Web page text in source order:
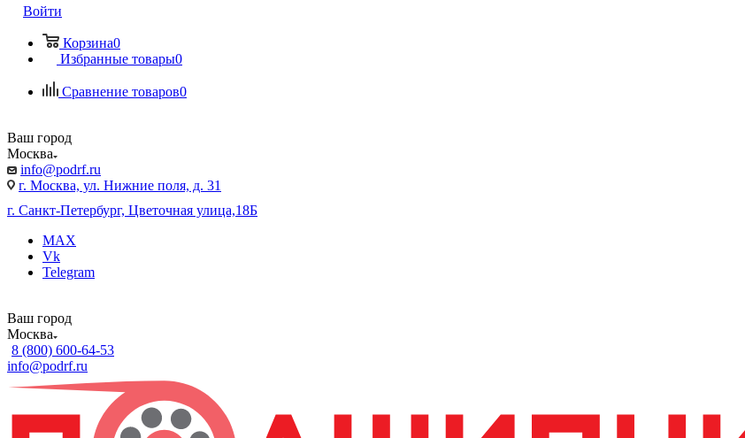
Войти
Корзина0
Избранные товары0
Сравнение товаров0
Ваш город
Москва
info@podrf.ru
г. Москва, ул. Нижние поля, д. 31
г. Санкт-Петербург, Цветочная улица,18Б
MAX
Vk
Telegram
Ваш город
Москва
8 (800) 600-64-53
info@podrf.ru